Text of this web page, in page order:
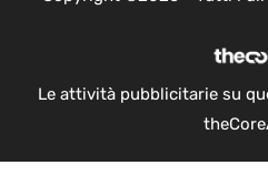
Le attività pubblicitarie su